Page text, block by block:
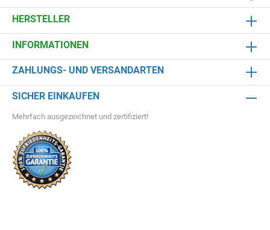
HERSTELLER
INFORMATIONEN
ZAHLUNGS- UND VERSANDARTEN
SICHER EINKAUFEN
Mehrfach ausgezeichnet und zertifiziert!